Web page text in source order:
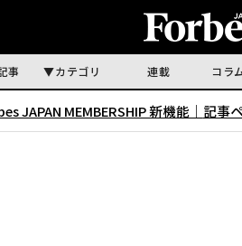
事 カテゴリ 連載 コラ
JAPAN MEMBERSHIP 新機能｜ 記事